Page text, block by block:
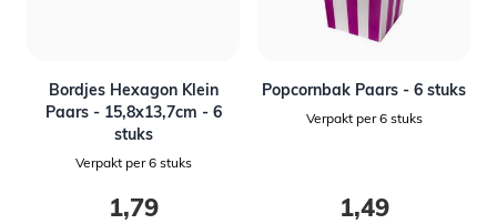
Bordjes Hexagon Klein
Paars - 15,8x13,7cm - 6
stuks
Verpakt per 6 stuks
1,79
Popcornbak Paars - 6 stuks
Verpakt per 6 stuks
1,49